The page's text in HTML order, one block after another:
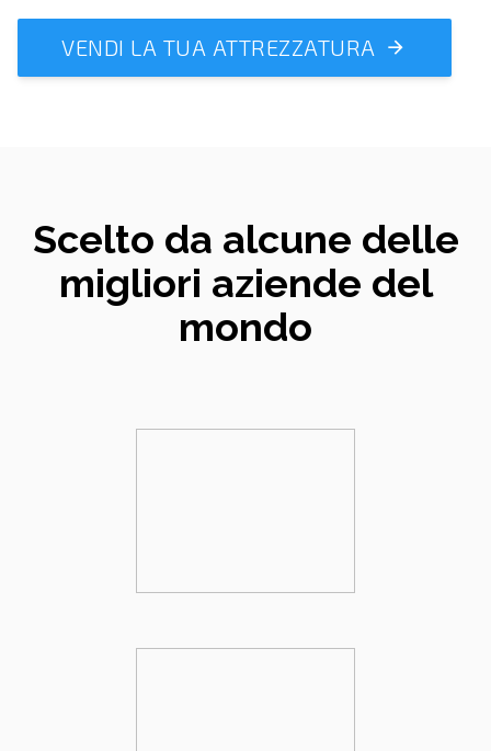
VENDI LA TUA ATTREZZATURA
Scelto da alcune delle
migliori aziende del
mondo